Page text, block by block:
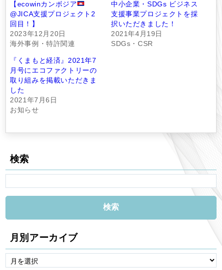
【ecowinカンボジア
@JICA支援プロジェクト2
回目！】
2023年12月20日
海外事例・特許関連
中小企業・SDGs ビジネス
支援事業プロジェクトを採
択いただきました！
2021年4月19日
SDGs・CSR
『くまもと経済』2021年7
月号にエコファクトリーの
取り組みを掲載いただきま
した
2021年7月6日
お知らせ
検索
月別アーカイブ